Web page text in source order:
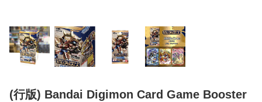
(行版) Bandai Digimon Card Game Booster